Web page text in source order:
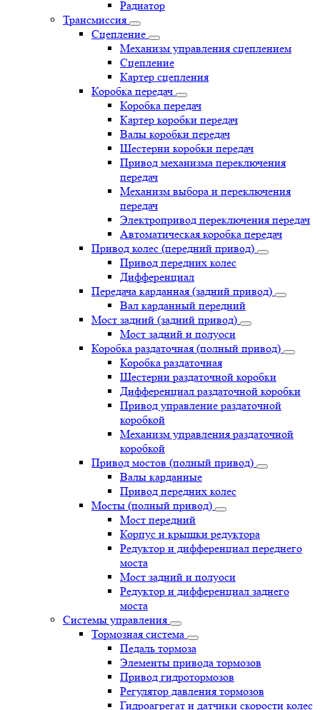
Радиатор
Трансмиссия
Сцепление
Механизм управления сцеплением
Сцепление
Картер сцепления
Коробка передач
Коробка передач
Картер коробки передач
Валы коробки передач
Шестерни коробки передач
Привод механизма переключения
передач
Механизм выбора и переключения
передач
Электропривод переключения передач
Автоматическая коробка передач
Привод колес (передний привод)
Привод передних колес
Дифференциал
Передача карданная (задний привод)
Вал карданный передний
Мост задний (задний привод)
Мост задний и полуоси
Коробка раздаточная (полный привод)
Коробка раздаточная
Шестерни раздаточной коробки
Дифференциал раздаточной коробки
Привод управление раздаточной
коробкой
Механизм управления раздаточной
коробкой
Привод мостов (полный привод)
Валы карданные
Привод передних колес
Мосты (полный привод)
Мост передний
Корпус и крышки редуктора
Редуктор и дифференциал переднего
моста
Мост задний и полуоси
Редуктор и дифференциал заднего
моста
Системы управления
Тормозная система
Педаль тормоза
Элементы привода тормозов
Привод гидротормозов
Регулятор давления тормозов
Гидроагрегат и датчики скорости колес